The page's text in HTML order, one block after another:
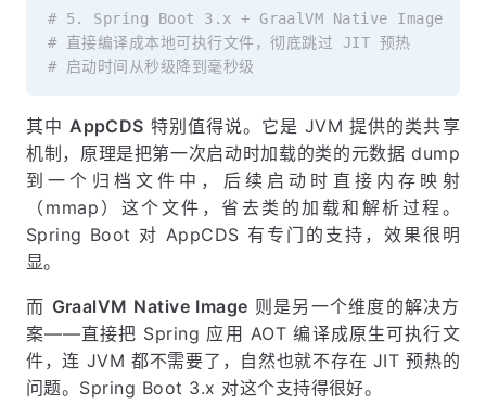
# 5. Spring Boot 3.x + GraalVM Native Image
# 直接编译成本地可执行文件，彻底跳过 JIT 预热
# 启动时间从秒级降到毫秒级
其中AppCDS 特别值得说。它是 JVM 提供的类共享
机制，原理是把第一次启动时加载的类的元数据 dump
到一个归档文件中，后续启动时直接内存映射
（mmap）这个文件，省去类的加载和解析过程。
Spring Boot 对 AppCDS 有专门的支持，效果很明
显。
而 GraalVM Native Image 则是另一个维度的解决方
案——直接把 Spring 应用 AOT 编译成原生可执行文
件，连 JVM 都不需要了，自然也就不存在 JIT 预热的
问题。Spring Boot 3.x 对这个支持得很好。